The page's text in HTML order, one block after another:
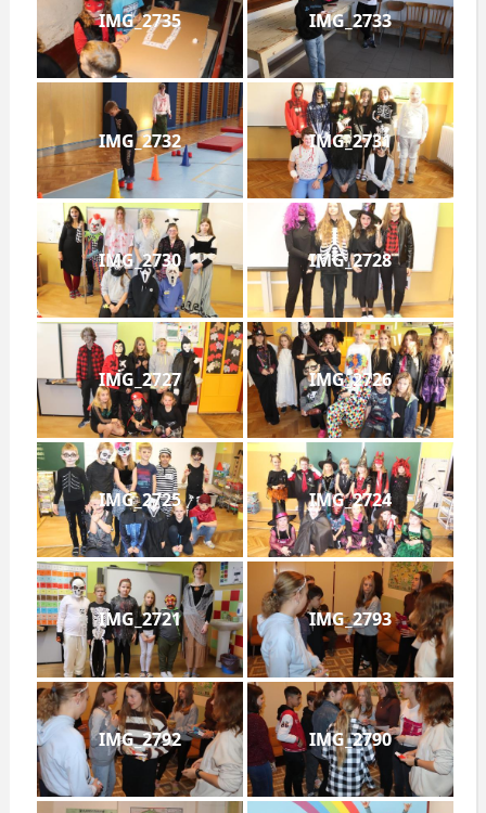
IMG_2735 IMG_2733
IMG_2732 IMG_2731
IMG_2730 IMG_2728
IMG_2727 IMG_2726
IMG_2725 IMG_2724
IMG_2721 IMG_2793
IMG_2792 IMG_2790